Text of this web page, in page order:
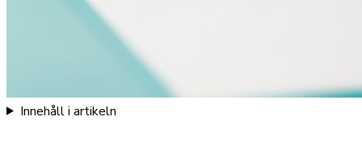
Innehåll i artikeln